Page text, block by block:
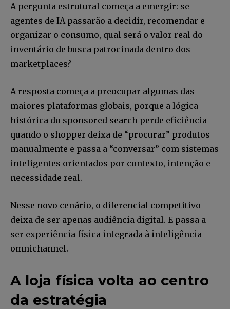
A pergunta estrutural começa a emergir: se
agentes de IA passarão a decidir, recomendar e
organizar o consumo, qual será o valor real do
inventário de busca patrocinada dentro dos
marketplaces?
A resposta começa a preocupar algumas das
maiores plataformas globais, porque a lógica
histórica do sponsored search perde eficiência
quando o shopper deixa de “procurar” produtos
manualmente e passa a “conversar” com sistemas
inteligentes orientados por contexto, intenção e
necessidade real.
Nesse novo cenário, o diferencial competitivo
deixa de ser apenas audiência digital. E passa a
ser experiência física integrada à inteligência
omnichannel.
A loja física volta ao centro
da estratégia